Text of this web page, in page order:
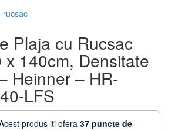
Plaja cu Rucsac
x 140cm, Densitate
Heinner – HR-
LFS
produs iti ofera 37 puncte de